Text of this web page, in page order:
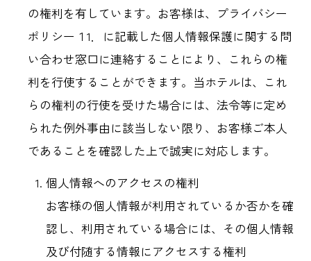
の権利を有しています。お客様は、プライバシー
ポリシー１1．に記載した個人情報保護に関する問
い合わせ窓口に連絡することにより、これらの権
利を行使することができます。当ホテルは、これ
らの権利の行使を受けた場合には、法令等に定め
られた例外事由に該当しない限り、お客様ご本人
であることを確認した上で誠実に対応します。
個人情報へのアクセスの権利
お客様の個人情報が利用されているか否かを確
認し、利用されている場合には、その個人情報
及び付随する情報にアクセスする権利